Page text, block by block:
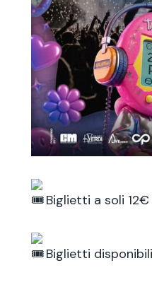
Biglietti a soli 12€
Biglietti